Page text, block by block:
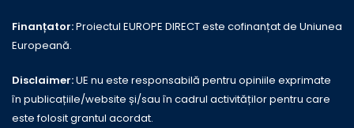
Finanțator:Proiectul EUROPE DIRECT este cofinanțat de Uniunea
Europeană.
Disclaimer:UE nu este responsabilă pentru opiniile exprimate
în publicațiile/website și/sau în cadrul activităților pentru care
este folosit grantul acordat.